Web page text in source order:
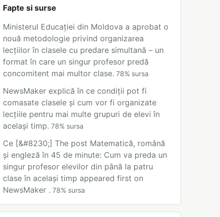
Fapte si surse
Ministerul Educației din Moldova a aprobat o
nouă metodologie privind organizarea
lecțiilor în clasele cu predare simultană – un
format în care un singur profesor predă
concomitent mai multor clase. 78% sursa
NewsMaker explică în ce condiții pot fi
comasate clasele și cum vor fi organizate
lecțiile pentru mai multe grupuri de elevi în
același timp. 78% sursa
Ce [&#8230;] The post Matematică, română
și engleză în 45 de minute: Cum va preda un
singur profesor elevilor din până la patru
clase în același timp appeared first on
NewsMaker . 78% sursa